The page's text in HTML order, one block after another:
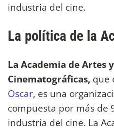
industria del cine.
La política de la
La Academia de Artes
Cinematográficas, que
Oscar, es una
compuesta por más de
industria del cine. La